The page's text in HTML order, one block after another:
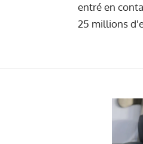
entré en
25 millions